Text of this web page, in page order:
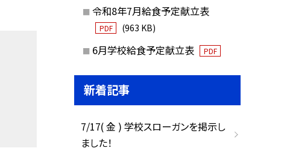
令和8年7月給食予定献立表
PDF (963 KB)
6月学校給食予定献立表 PDF
新着記事
7/17( 金 ) 学校スローガンを掲示し
ました！